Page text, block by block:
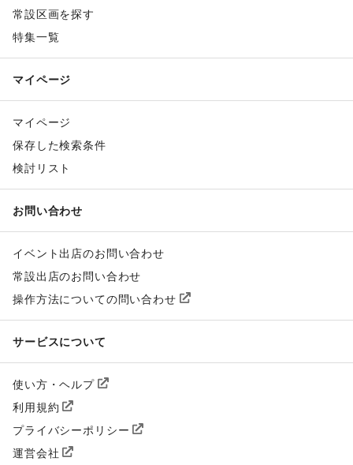
常設区画を探す
特集一覧
マイページ
マイページ
保存した検索条件
検討リスト
お問い合わせ
イベント出店のお問い合わせ
常設出店のお問い合わせ
操作方法についての問い合わせ
サービスについて
使い方・ヘルプ
利用規約
プライバシーポリシー
運営会社